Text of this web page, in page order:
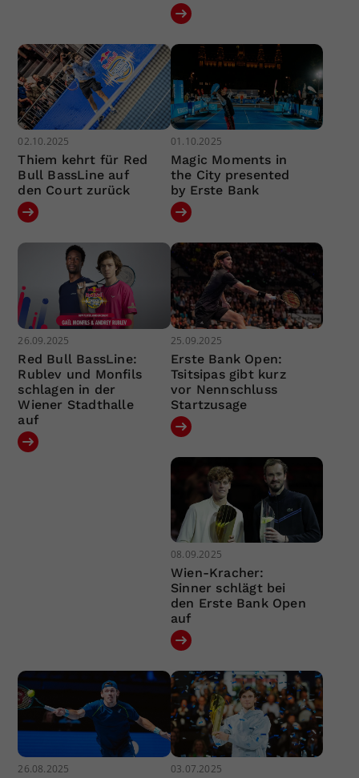
02.10.2025
Thiem kehrt für Red
Bull BassLine auf
den Court zurück
01.10.2025
Magic Moments in
the City presented
by Erste Bank
26.09.2025
Red Bull BassLine:
Rublev und Monfils
schlagen in der
Wiener Stadthalle
auf
25.09.2025
Erste Bank Open:
Tsitsipas gibt kurz
vor Nennschluss
Startzusage
08.09.2025
Wien-Kracher:
Sinner schlägt bei
den Erste Bank Open
auf
26.08.2025 03.07.2025